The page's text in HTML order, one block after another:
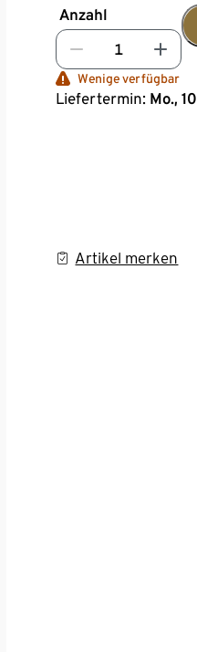
Anzahl
Wenige verfügbar
Liefertermin: Mo.,
Artikel merken